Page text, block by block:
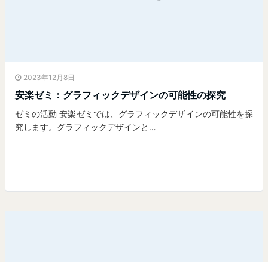
2023年12月8日
安楽ゼミ：グラフィックデザインの可能性の探究
ゼミの活動 安楽ゼミでは、グラフィックデザインの可能性を探
究します。グラフィックデザインと…